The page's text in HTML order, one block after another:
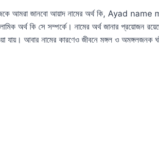
আমরা জানবো আয়াদ নামের অর্থ কি, Ayad
অর্থ কি সে সম্পর্কে। নামের অর্থ জানার প্রয়োজন
যায়। আবার নামের কারণেও জীবনে মঙ্গল ও অমঙ্গলজনক